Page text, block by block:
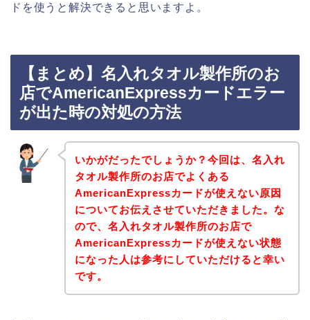
ドを使うと解決できると思いますよ。
【まとめ】名入れタオル製作所のお
店でAmericanExpressカードエラー
が出た時の対処の方法
いかがだったでしょうか？今回は、名入れ
タオル製作所のお店でよくある
AmericanExpressカードが使えない原因
についてお伝えさせていただきました。な
ので、名入れタオル製作所のお店で
AmericanExpressカードが使えない状態
になった人は参考にしていただけると幸い
です。